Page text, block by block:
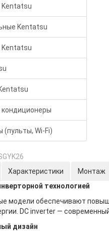
Kentatsu
Kentatsu
Kentatsu
(пульты, Wi-Fi)
Характеристики
Монтаж
технологией
модели обеспечивают
DC inverter —
дизайн